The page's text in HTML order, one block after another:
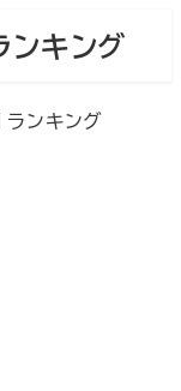
キング
ンキング